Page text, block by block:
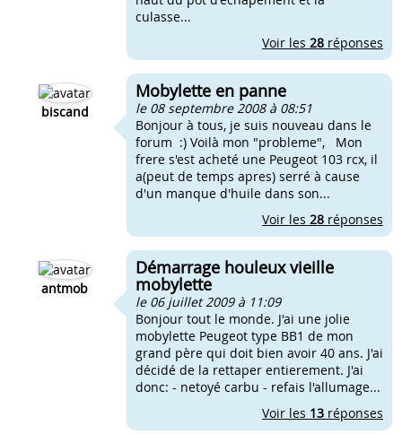
culasse...
Voir les 28 réponses
biscand
Mobylette en panne
le 08 septembre 2008 à 08:51
Bonjour à tous, je suis nouveau dans le
forum :) Voilà mon "probleme", Mon
frere s'est acheté une Peugeot 103 rcx, il
a(peut de temps apres) serré à cause
d'un manque d'huile dans son...
Voir les 28 réponses
antmob
Démarrage houleux vieille
mobylette
le 06 juillet 2009 à 11:09
Bonjour tout le monde. J'ai une jolie
mobylette Peugeot type BB1 de mon
grand père qui doit bien avoir 40 ans. J'ai
décidé de la rettaper entierement. J'ai
donc: - netoyé carbu - refais l'allumage...
Voir les 13 réponses